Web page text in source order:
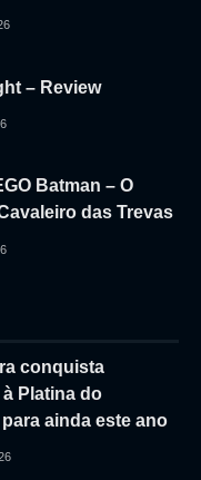
– Review
Batman – O
das Trevas
conquista
Platina do
ainda este ano